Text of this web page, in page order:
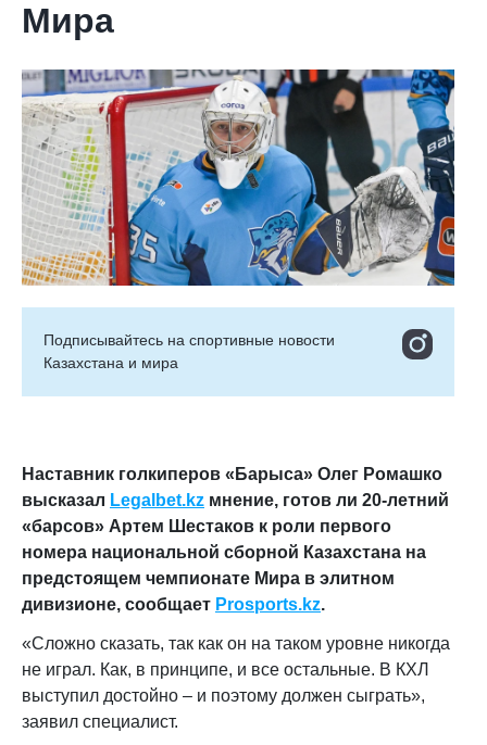
Мира
Подписывайтесь на cпортивные новости
Казахстана и мира
Наставник голкиперов «Барыса» Олег Ромашко
высказал Legalbet.kz мнение, готов ли 20-летний
«барсов» Артем Шестаков к роли первого
номера национальной сборной Казахстана на
предстоящем чемпионате Мира в элитном
дивизионе, сообщает Prosports.kz.
«Сложно сказать, так как он на таком уровне никогда
не играл. Как, в принципе, и все остальные. В КХЛ
выступил достойно – и поэтому должен сыграть»,
заявил специалист.